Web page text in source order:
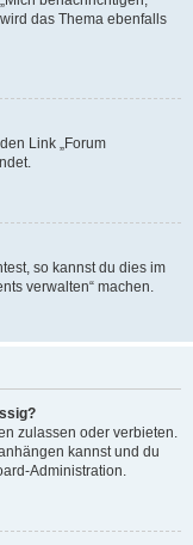
das Thema ebenfalls
Link „Forum
so kannst du dies im
verwalten“ machen.
zulassen oder verbieten.
kannst und du
Administration.